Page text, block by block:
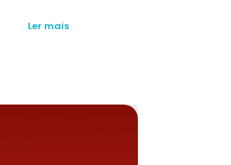
Ler mais